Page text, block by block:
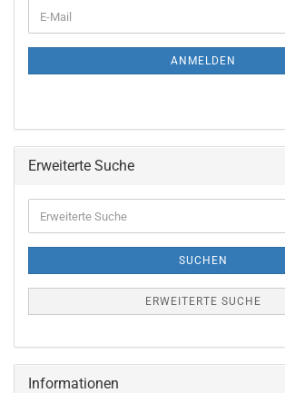
ANMELDEN
Erweiterte Suche
SUCHEN
ERWEITERTE SUCHE
Informationen